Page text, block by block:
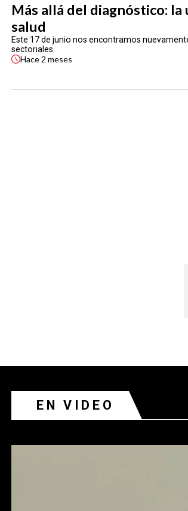
Más allá del diagnóstico:
salud
Este 17 de junio nos encontramos
sectoriales.
Hace2 meses
EN VIDEO